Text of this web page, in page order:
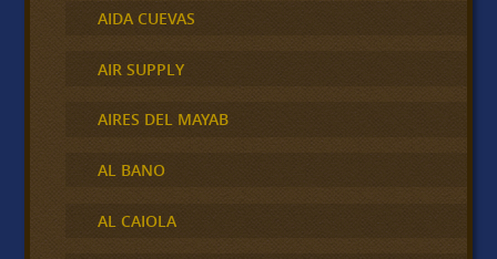
AIDA CUEVAS
AIR SUPPLY
AIRES DEL MAYAB
AL BANO
AL CAIOLA